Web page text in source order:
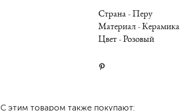
Страна - Перу
Материал - Керамика
Цвет - Розовый
С этим товаром также покупают: